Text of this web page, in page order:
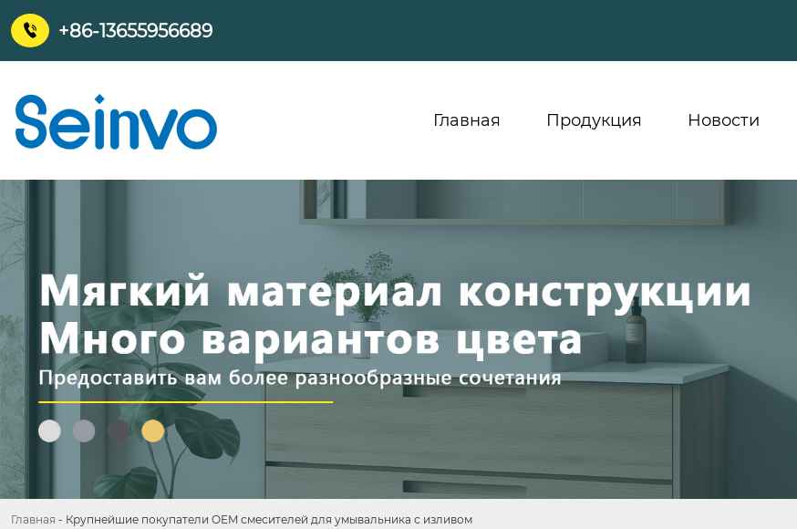
 +86-13655956689
Главная Продукция Новости
Главная - Крупнейшие покупатели OEM смесителей для умывальника с изливом